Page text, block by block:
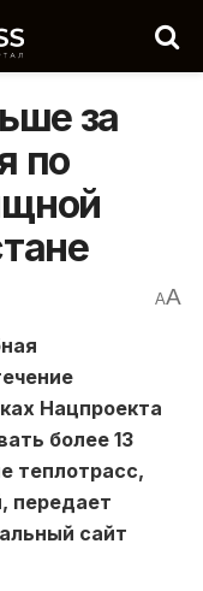
за
по
AA
Нацпроекта
более 13
теплотрасс,
передает
сайт